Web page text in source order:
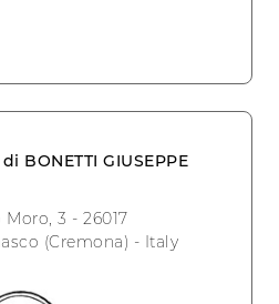
BONETTI GIUSEPPE
3 - 26017
(Cremona) - Italy